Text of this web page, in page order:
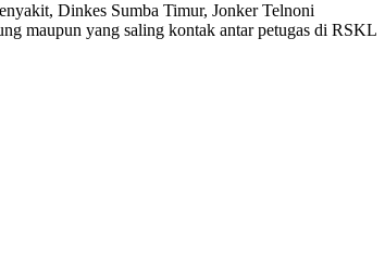
Dinkes Sumba Timur, Jonker Telnoni
maupun yang saling kontak antar petugas di RSKL